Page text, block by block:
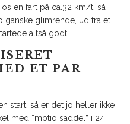
en fart på ca.32 km/t, så
ganske glimrende, ud fra et
altså godt!
ET PAR
start, så er det jo heller ikke
med “motio saddel” i 24